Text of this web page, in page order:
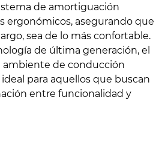
de amortiguación
ergonómicos, asegurando que
sea de lo más confortable.
de última generación, el
ambiente de conducción
para aquellos que buscan
entre funcionalidad y